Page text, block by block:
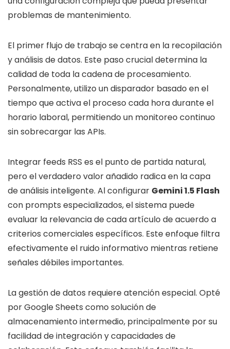
problemas de mantenimiento.
El primer flujo de trabajo se centra en la recopilación
y análisis de datos. Este paso crucial determina la
calidad de toda la cadena de procesamiento.
Personalmente, utilizo un disparador basado en el
tiempo que activa el proceso cada hora durante el
horario laboral, permitiendo un monitoreo continuo
sin sobrecargar las APIs.
Integrar feeds RSS es el punto de partida natural,
pero el verdadero valor añadido radica en la capa
de análisis inteligente. Al configurar Gemini 1.5 Flash
con prompts especializados, el sistema puede
evaluar la relevancia de cada artículo de acuerdo a
criterios comerciales específicos. Este enfoque filtra
efectivamente el ruido informativo mientras retiene
señales débiles importantes.
La gestión de datos requiere atención especial. Opté
por Google Sheets como solución de
almacenamiento intermedio, principalmente por su
facilidad de integración y capacidades de